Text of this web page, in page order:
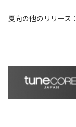
夏向の他のリリース：